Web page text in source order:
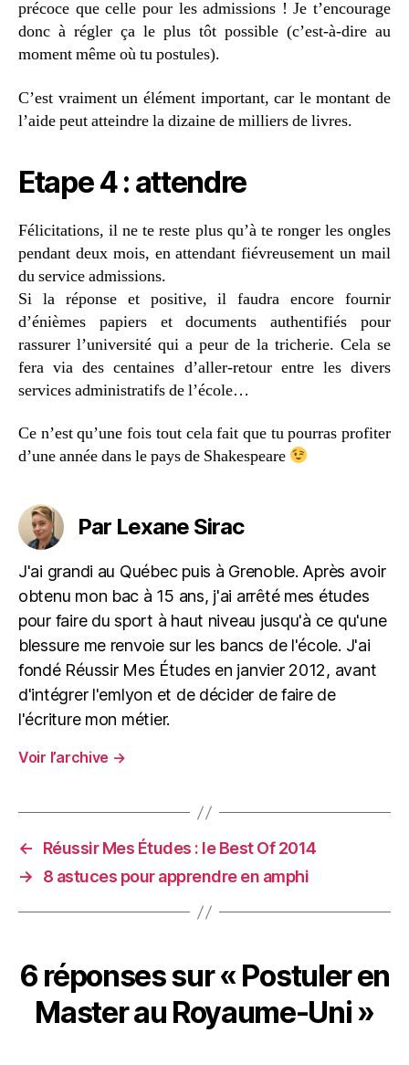
précoce que celle pour les admissions ! Je t’encourage
donc à régler ça le plus tôt possible (c’est-à-dire au
moment même où tu postules).
C’est vraiment un élément important, car le montant de
l’aide peut atteindre la dizaine de milliers de livres.
Etape 4 : attendre
Félicitations, il ne te reste plus qu’à te ronger les ongles
pendant deux mois, en attendant fiévreusement un mail
du service admissions.
Si la réponse et positive, il faudra encore fournir
d’énièmes papiers et documents authentifiés pour
rassurer l’université qui a peur de la tricherie. Cela se
fera via des centaines d’aller-retour entre les divers
services administratifs de l’école…
Ce n’est qu’une fois tout cela fait que tu pourras profiter
d’une année dans le pays de Shakespeare
Par Lexane Sirac
J'ai grandi au Québec puis à Grenoble. Après avoir
obtenu mon bac à 15 ans, j'ai arrêté mes études
pour faire du sport à haut niveau jusqu'à ce qu'une
blessure me renvoie sur les bancs de l'école. J'ai
fondé Réussir Mes Études en janvier 2012, avant
d'intégrer l'emlyon et de décider de faire de
l'écriture mon métier.
Voir l’archive →
←
Réussir Mes Études : le Best Of 2014
→
8 astuces pour apprendre en amphi
6 réponses sur « Postuler en
Master au Royaume-Uni »